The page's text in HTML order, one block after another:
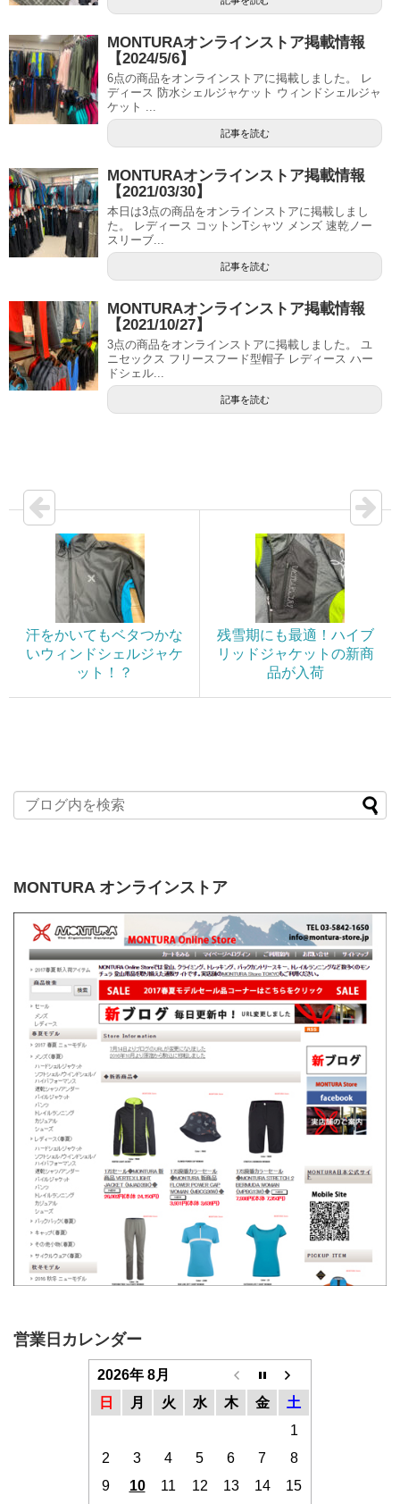
MONTURAオンラインストア掲載情報
【2024/5/6】
6点の商品をオンラインストアに掲載しました。 レ
ディース 防水シェルジャケット ウィンドシェルジャ
ケット ...
記事を読む
MONTURAオンラインストア掲載情報
【2021/03/30】
本日は3点の商品をオンラインストアに掲載しまし
た。 レディース コットンTシャツ メンズ 速乾ノー
スリーブ...
記事を読む
MONTURAオンラインストア掲載情報
【2021/10/27】
3点の商品をオンラインストアに掲載しました。 ユ
ニセックス フリースフード型帽子 レディース ハー
ドシェル...
記事を読む
汗をかいてもベタつかな
いウィンドシェルジャケ
ット！？
残雪期にも最適！ハイブ
リッドジャケットの新商
品が入荷
MONTURA オンラインストア
営業日カレンダー
2026年 8月
日
月 火 水 木 金
土
1
2
3 4 5 6 7
8
9
10 11 12 13 14
15